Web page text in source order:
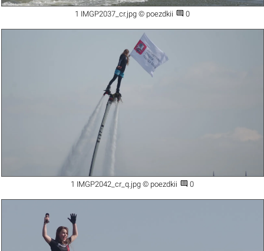
1 IMGP2037_cr.jpg © poezdkii  0
1 IMGP2042_cr_q.jpg © poezdkii  0